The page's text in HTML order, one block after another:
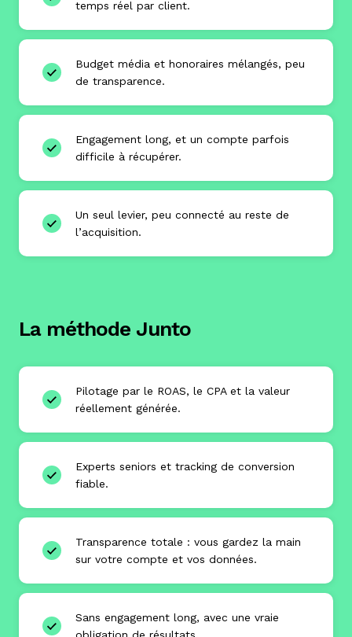
temps réel par client.
Budget média et honoraires mélangés, peu
de transparence.
Engagement long, et un compte parfois
difficile à récupérer.
Un seul levier, peu connecté au reste de
l’acquisition.
La méthode Junto
Pilotage par le ROAS, le CPA et la valeur
réellement générée.
Experts seniors et tracking de conversion
fiable.
Transparence totale : vous gardez la main
sur votre compte et vos données.
Sans engagement long, avec une vraie
obligation de résultats.